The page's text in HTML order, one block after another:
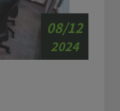
08/12
2024